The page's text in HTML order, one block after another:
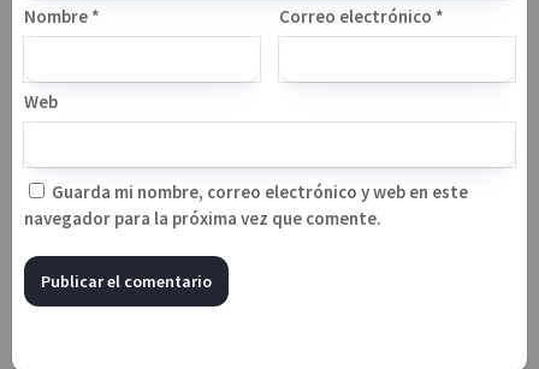
Nombre * Correo electrónico *
Web
Guarda mi nombre, correo electrónico y web en este
navegador para la próxima vez que comente.